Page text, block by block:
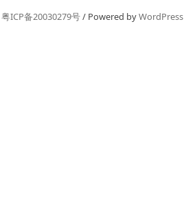
粤ICP备20030279号/ Powered byWordPress